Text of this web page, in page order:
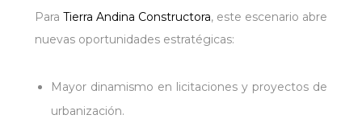
Para Tierra Andina Constructora, este escenario abre
nuevas oportunidades estratégicas:
Mayor dinamismo en licitaciones y proyectos de
urbanización.